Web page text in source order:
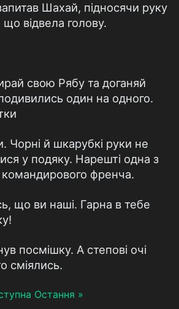
Шахай, підносячи руку
відвела голову.
свою Рябу та доганяй
один на одного.
Чорні й шкарубкі руки не
у подяку. Нарешті одна з
командирового френча.
що ви наші. Гарна в тебе
посмішку. А степові очі
сміялись.
Остання »